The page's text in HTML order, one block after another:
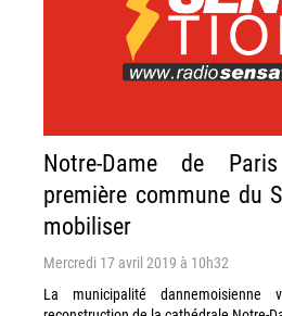
Notre-Dame de
première commune du
mobiliser
Mercredi 17 avril 2019 à 10h32
La municipalité